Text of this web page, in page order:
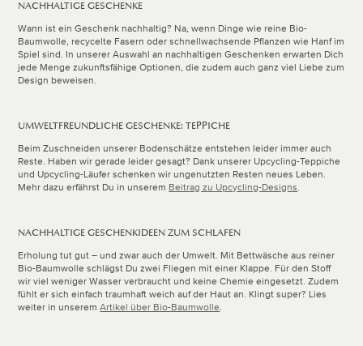
NACHHALTIGE GESCHENKE
Wann ist ein Geschenk nachhaltig? Na, wenn Dinge wie reine Bio-
Baumwolle, recycelte Fasern oder schnellwachsende Pflanzen wie Hanf im
Spiel sind. In unserer Auswahl an nachhaltigen Geschenken erwarten Dich
jede Menge zukunftsfähige Optionen, die zudem auch ganz viel Liebe zum
Design beweisen.
UMWELTFREUNDLICHE GESCHENKE: TEPPICHE
Beim Zuschneiden unserer Bodenschätze entstehen leider immer auch
Reste. Haben wir gerade leider gesagt? Dank unserer Upcycling-Teppiche
und Upcycling-Läufer schenken wir ungenutzten Resten neues Leben.
Mehr dazu erfährst Du in unserem Beitrag zu Upcycling-Designs.
NACHHALTIGE GESCHENKIDEEN ZUM SCHLAFEN
Erholung tut gut – und zwar auch der Umwelt. Mit Bettwäsche aus reiner
Bio-Baumwolle schlägst Du zwei Fliegen mit einer Klappe. Für den Stoff
wir viel weniger Wasser verbraucht und keine Chemie eingesetzt. Zudem
fühlt er sich einfach traumhaft weich auf der Haut an. Klingt super? Lies
weiter in unseremArtikel über Bio-Baumwolle.